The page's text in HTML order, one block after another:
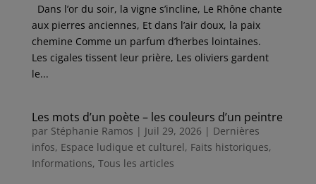
Dans l’or du soir, la vigne s’incline, Le Rhône chante
aux pierres anciennes, Et dans l’air doux, la paix
chemine Comme un parfum d’herbes lointaines.
Les cigales tissent leur prière, Les oliviers gardent
le...
Les mots d’un poète – les couleurs d’un peintre
par Stéphanie Ramos | Juil 29, 2026 | Dernières
infos, Espace ludique et culturel, Faits historiques,
Informations, Tous les articles